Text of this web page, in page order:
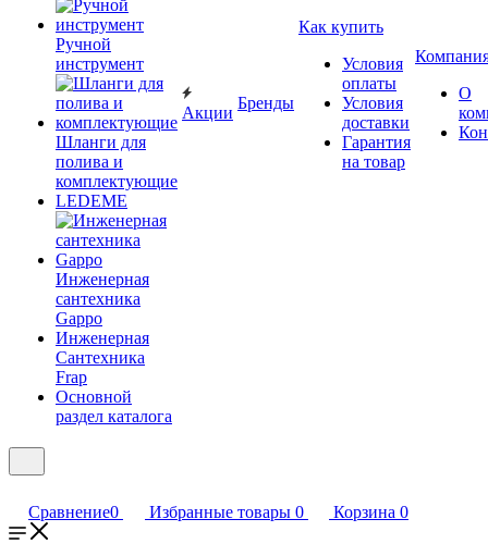
Ручной
инструмент
Шланги для
полива и
комплектующие
LEDEME
Инженерная
сантехника
Gappo
Инженерная
Сантехника
Frap
Основной
раздел каталога
Акции
Бренды
Как купить
Условия
оплаты
Условия
доставки
Гарантия
на товар
О
Сравнение0 Избранные товары 0 Корзина 0